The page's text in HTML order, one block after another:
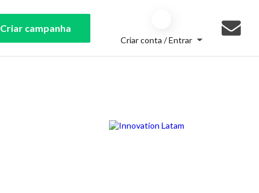
Criar campanha
Criar conta / Entrar